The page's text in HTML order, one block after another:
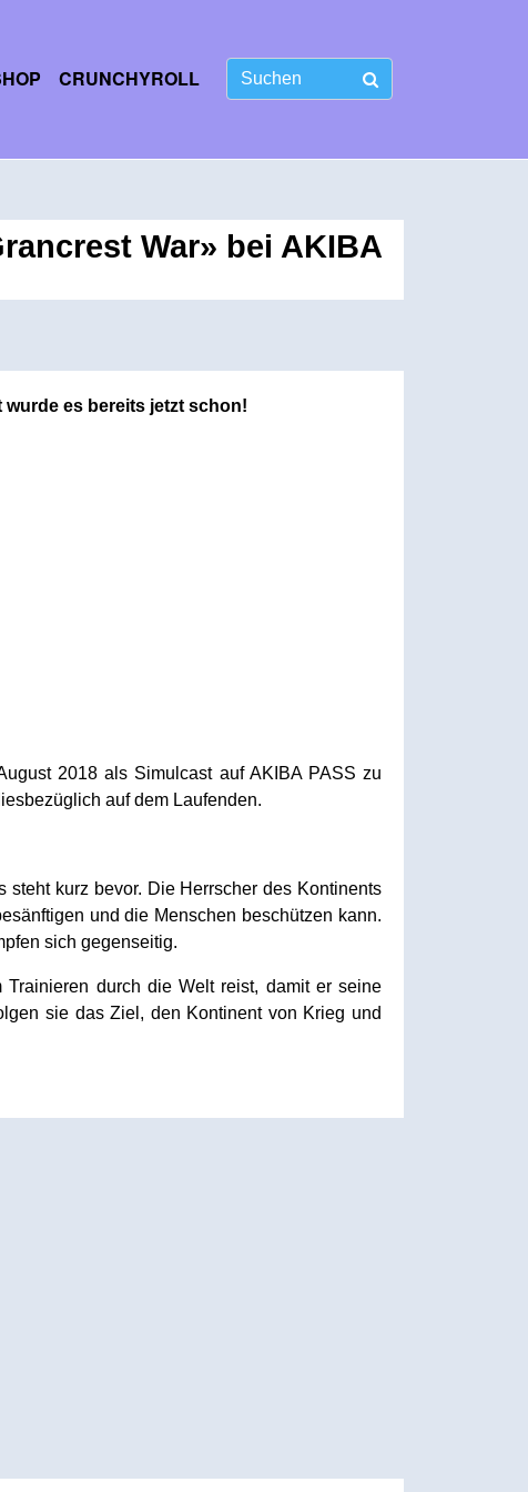
CRUNCHYROLL
War» bei AKIBA
wurde es bereits jetzt schon!
2018 als Simulcast auf AKIBA PASS zu
auf dem Laufenden.
kurz bevor. Die Herrscher des Kontinents
und die Menschen beschützen kann.
sich gegenseitig.
durch die Welt reist, damit er seine
sie das Ziel, den Kontinent von Krieg und